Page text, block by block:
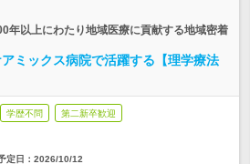
年以上にわたり地域医療に貢献する地域密着
ミックス病院で活躍する【理学療法
学歴不問 第二新卒歓迎
定日： 2026/10/12